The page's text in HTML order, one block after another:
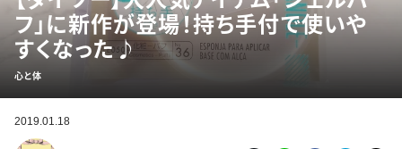
フ」に新作が登場！持ち手付で使いや
すくなった♪
心と体
2019.01.18